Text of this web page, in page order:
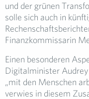
und der grünen
solle sich auch in
Finanzkommissarin
Einen besonderen
Digitalminister Audrey
„mit den Menschen
verwies in diesem